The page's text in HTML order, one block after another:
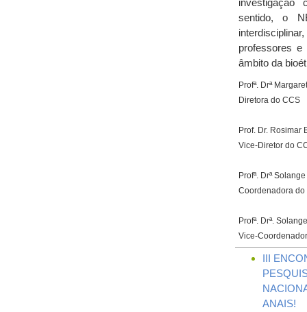
investigação
sentido, o
professores e
âmbito da
Profª. Drª
Diretora do CCS
Prof. Dr. Rosimar
Vice-Diretor do
Profª. Drª
Coordenadora do
Profª. Drª.
Vice-
III
ANAIS!